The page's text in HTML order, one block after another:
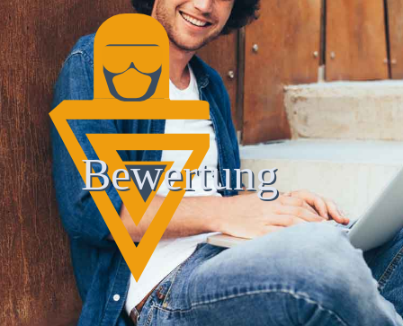
Bewertung